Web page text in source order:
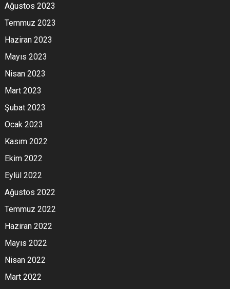
Ağustos 2023
Temmuz 2023
Haziran 2023
Mayıs 2023
Nisan 2023
Mart 2023
Şubat 2023
Ocak 2023
Kasım 2022
Ekim 2022
Eylül 2022
Ağustos 2022
Temmuz 2022
Haziran 2022
Mayıs 2022
Nisan 2022
Mart 2022